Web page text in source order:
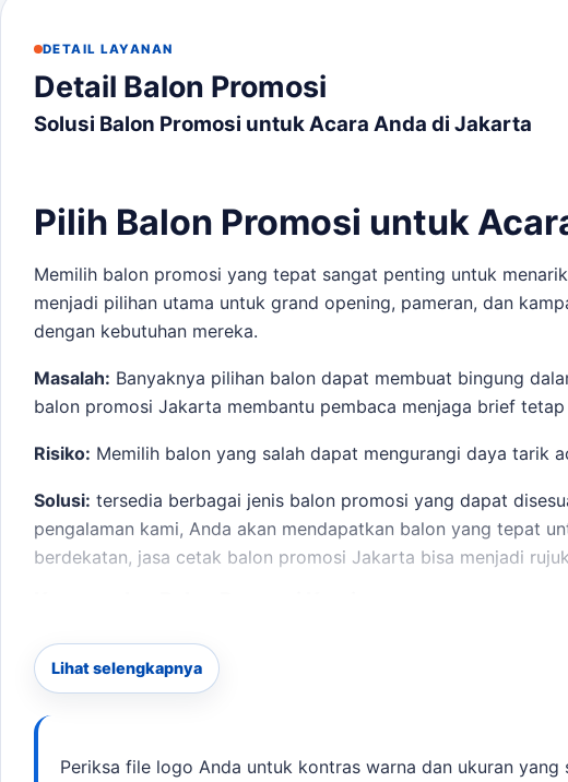
DETAIL LAYANAN
Detail Balon Promosi
Solusi Balon Promosi untuk Acara Anda di Jakarta
Pilih Balon Promosi untuk
Memilih balon promosi yang tepat sangat penting untuk
menjadi pilihan utama untuk grand opening, pameran, dan
dengan kebutuhan mereka.
Masalah: Banyaknya pilihan balon dapat membuat bingung
balon promosi Jakarta membantu pembaca menjaga brief
Risiko: Memilih balon yang salah dapat mengurangi daya tarik
Solusi: tersedia berbagai jenis balon promosi yang dapat
pengalaman kami, Anda akan mendapatkan balon yang tepat
berdekatan, jasa cetak balon promosi Jakarta bisa menjadi
Custom logo dan desain sesuai spesifikasi yang diminta acara.
Produksi cepat dalam 2-10 hari kerja.
Area layanan mencakup seluruh Jakarta dan sekitarnya.
Lihat selengkapnya
Periksa file logo Anda untuk kontras warna dan ukuran